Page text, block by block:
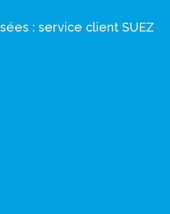
: service client SUEZ